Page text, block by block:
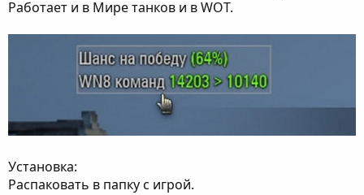
Работает и в Мире танков и в WOT.
Установка:
Распаковать в папку с игрой.